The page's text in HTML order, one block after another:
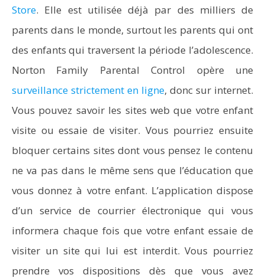
Store. Elle est utilisée déjà par des milliers de
parents dans le monde, surtout les parents qui ont
des enfants qui traversent la période l’adolescence.
Norton Family Parental Control opère une
surveillance strictement en ligne, donc sur internet.
Vous pouvez savoir les sites web que votre enfant
visite ou essaie de visiter. Vous pourriez ensuite
bloquer certains sites dont vous pensez le contenu
ne va pas dans le même sens que l’éducation que
vous donnez à votre enfant. L’application dispose
d’un service de courrier électronique qui vous
informera chaque fois que votre enfant essaie de
visiter un site qui lui est interdit. Vous pourriez
prendre vos dispositions dès que vous avez